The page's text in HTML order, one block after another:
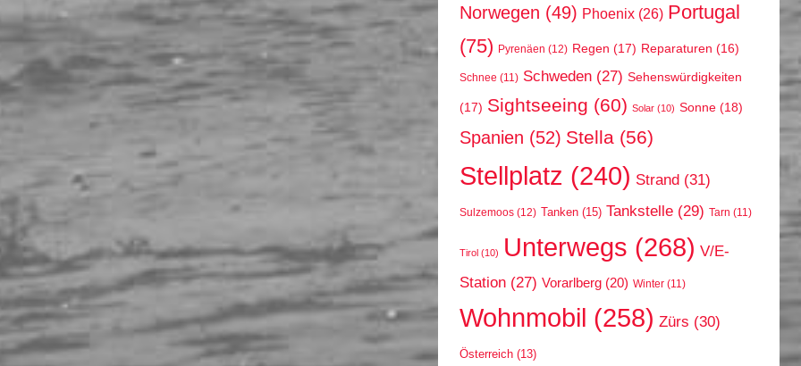
Norwegen (49) Phoenix (26) Portugal
(75) Pyrenäen (12) Regen (17) Reparaturen (16)
Schnee (11) Schweden (27) Sehenswürdigkeiten
(17) Sightseeing (60) Solar (10) Sonne (18)
Spanien (52) Stella (56)
Stellplatz (240) Strand (31)
Sulzemoos (12) Tanken (15) Tankstelle (29) Tarn (11)
Tirol (10) Unterwegs (268) V/E-
Station (27) Vorarlberg (20) Winter (11)
Wohnmobil (258) Zürs (30)
Österreich (13)